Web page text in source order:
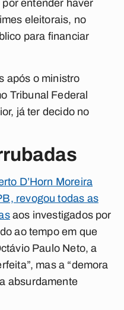
entender haver
eleitorais, no
para financiar
após o ministro
Tribunal Federal
já ter decido no
D’Horn Moreira
revogou todas as
aos investigados por
ao tempo em que
Paulo Neto, a
mas a “demora
absurdamente